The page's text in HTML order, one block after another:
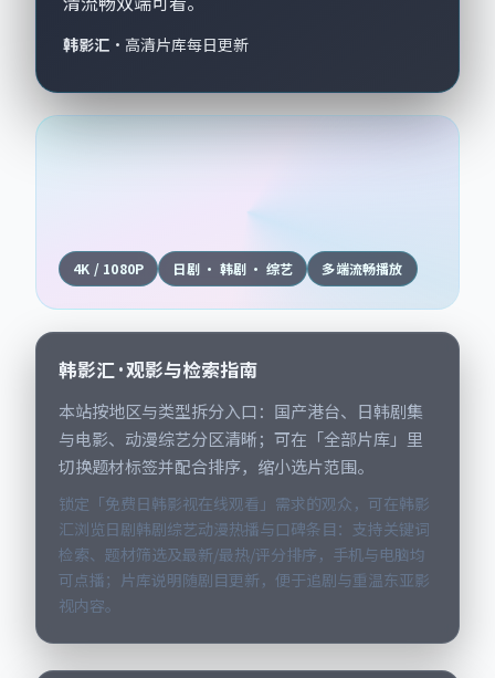
韩影汇 · 高清片库每日更新
4K / 1080P 日剧 · 韩剧 · 综艺 多端流畅播放
韩影汇 · 观影与检索指南
本站按地区与类型拆分入口：国产港台、日韩剧集
与电影、动漫综艺分区清晰；可在「全部片库」里
切换题材标签并配合排序，缩小选片范围。
锁定「免费日韩影视在线观看」需求的观众，可在韩影
汇浏览日剧韩剧综艺动漫热播与口碑条目：支持关键词
检索、题材筛选及最新/最热/评分排序，手机与电脑均
可点播；片库说明随剧目更新，便于追剧与重温东亚影
视内容。